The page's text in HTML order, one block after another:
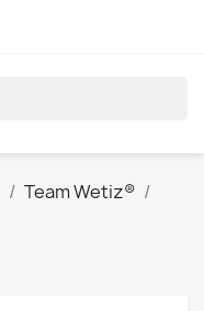
Team Wetiz®